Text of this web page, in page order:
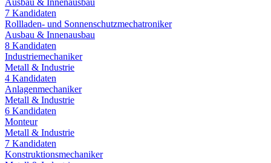
7 Kandidaten
Rollladen- und Sonnenschutzmechatroniker
Ausbau & Innenausbau
8 Kandidaten
Industriemechaniker
Metall & Industrie
4 Kandidaten
Anlagenmechaniker
Metall & Industrie
6 Kandidaten
Monteur
Metall & Industrie
7 Kandidaten
Konstruktionsmechaniker